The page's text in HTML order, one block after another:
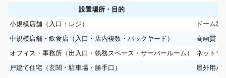
設置場所・目的
小規模店舗（入口・レジ）
ドーム型
中規模店舗・飲食店（入口・店内複数・バックヤード）
高画質ド
オフィス・事務所（出入口・執務スペース・サーバールーム）
ネットワ
戸建て住宅（玄関・駐車場・勝手口）
屋外用バ